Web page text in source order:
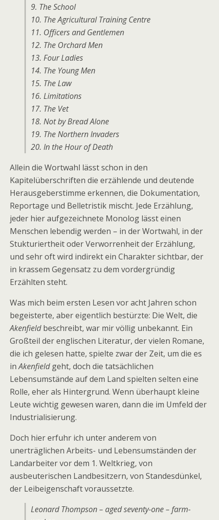
9. The School
10. The Agricultural Training Centre
11. Officers and Gentlemen
12. The Orchard Men
13. Four Ladies
14. The Young Men
15. The Law
16. Limitations
17. The Vet
18. Not by Bread Alone
19. The Northern Invaders
20. In the Hour of Death
Allein die Wortwahl lässt schon in den
Kapitelüberschriften die erzählende und deutende
Herausgeberstimme erkennen, die Dokumentation,
Reportage und Belletristik mischt. Jede Erzählung,
jeder hier aufgezeichnete Monolog lässt einen
Menschen lebendig werden – in der Wortwahl, in der
Stukturiertheit oder Verworrenheit der Erzählung,
und sehr oft wird indirekt ein Charakter sichtbar, der
in krassem Gegensatz zu dem vordergründig
Erzählten steht.
Was mich beim ersten Lesen vor acht Jahren schon
begeisterte, aber eigentlich bestürzte: Die Welt, die
Akenfieldbeschreibt, war mir völlig unbekannt. Ein
Großteil der englischen Literatur, der vielen Romane,
die ich gelesen hatte, spielte zwar der Zeit, um die es
inAkenfieldgeht, doch die tatsächlichen
Lebensumstände auf dem Land spielten selten eine
Rolle, eher als Hintergrund. Wenn überhaupt kleine
Leute wichtig gewesen waren, dann die im Umfeld der
Industrialisierung.
Doch hier erfuhr ich unter anderem von
unerträglichen Arbeits- und Lebensumständen der
Landarbeiter vor dem 1. Weltkrieg, von
ausbeuterischen Landbesitzern, von Standesdünkel,
der Leibeigenschaft voraussetzte.
Leonard Thompson – aged seventy-one – farm-